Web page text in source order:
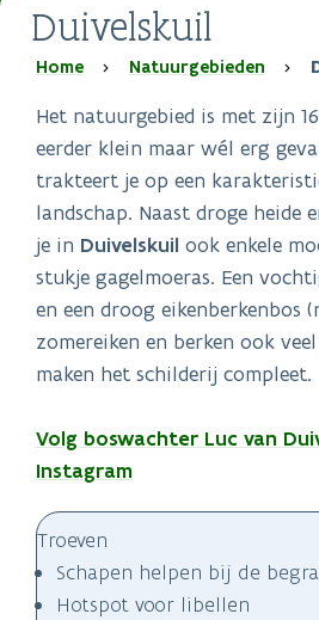
Duivelskuil
Kruimelpad
Home Natuurgebieden
Het natuurgebied is met zijn
eerder klein maar wél erg
trakteert je op een
landschap. Naast droge heide
je in Duivelskuil ook enkele
stukje gagelmoeras. Een
en een droog eikenberkenbos
zomereiken en berken ook
maken het schilderij compleet.
Volg boswachter Luc van
Instagram
Troeven
Schapen helpen bij de
Hotspot voor libellen